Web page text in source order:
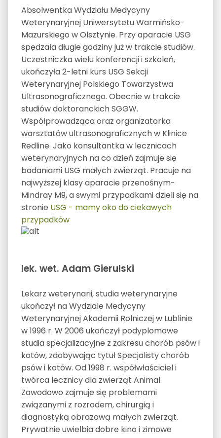
Absolwentka Wydziału Medycyny
Weterynaryjnej Uniwersytetu Warmińsko-
Mazurskiego w Olsztynie. Przy aparacie USG
spędzała długie godziny już w trakcie studiów.
Uczestniczka wielu konferencji i szkoleń,
ukończyła 2-letni kurs USG Sekcji
Weterynaryjnej Polskiego Towarzystwa
Ultrasonograficznego. Obecnie w trakcie
studiów doktoranckich SGGW.
Współprowadząca oraz organizatorka
warsztatów ultrasonograficznych w Klinice
Redline. Jako konsultantka w lecznicach
weterynaryjnych na co dzień zajmuje się
badaniami USG małych zwierząt. Pracuje na
najwyższej klasy aparacie przenośnym-
Mindray M9, a swymi przypadkami dzieli się na
stronie USG - mamy oko do ciekawych
przypadków
lek. wet. Adam Gierulski
Lekarz weterynarii, studia weterynaryjne
ukończył na Wydziale Medycyny
Weterynaryjnej Akademii Rolniczej w Lublinie
w 1996 r. W 2006 ukończył podyplomowe
studia specjalizacyjne z zakresu chorób psów i
kotów, zdobywając tytuł Specjalisty chorób
psów i kotów. Od 1998 r. współwłaściciel i
twórca lecznicy dla zwierząt Animal.
Zawodowo zajmuje się problemami
związanymi z rozrodem, chirurgią i
diagnostyką obrazową małych zwierząt.
Prywatnie uwielbia dobre kino i zimowe